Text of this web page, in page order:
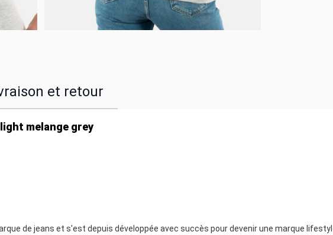
et retour
melange grey
de jeans et s'est depuis développée avec succès pour devenir une marque